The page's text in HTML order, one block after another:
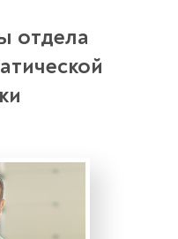
отдела